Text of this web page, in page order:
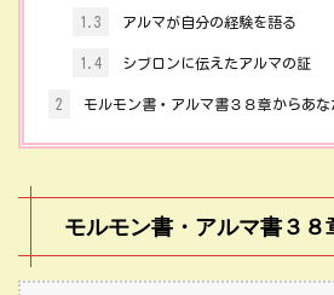
1.3 アルマが自分の経験を語る
1.4 シブロンに伝えたアルマの証
2 モルモン書・アルマ書３８章からあ
モルモン書・アルマ書３８